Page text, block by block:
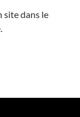
site dans le